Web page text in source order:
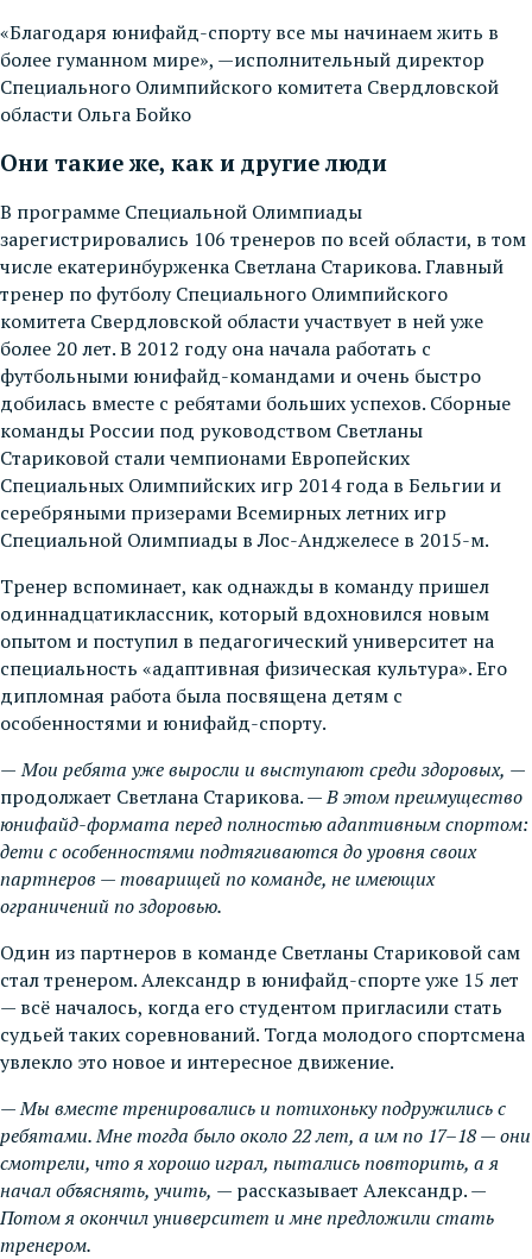
«Благодаря юнифайд-спорту все мы начинаем жить в
более гуманном мире», —исполнительный директор
Специального Олимпийского комитета Свердловской
области Ольга Бойко
Они такие же, как и другие люди
В программе Специальной Олимпиады
зарегистрировались 106 тренеров по всей области, в том
числе екатеринбурженка Светлана Старикова. Главный
тренер по футболу Специального Олимпийского
комитета Свердловской области участвует в ней уже
более 20 лет. В 2012 году она начала работать с
футбольными юнифайд-командами и очень быстро
добилась вместе с ребятами больших успехов. Сборные
команды России под руководством Светланы
Стариковой стали чемпионами Европейских
Специальных Олимпийских игр 2014 года в Бельгии и
серебряными призерами Всемирных летних игр
Специальной Олимпиады в Лос-Анджелесе в 2015-м.
Тренер вспоминает, как однажды в команду пришел
одиннадцатиклассник, который вдохновился новым
опытом и поступил в педагогический университет на
специальность «адаптивная физическая культура». Его
дипломная работа была посвящена детям с
особенностями и юнифайд-спорту.
—Мои ребята уже выросли и выступают среди здоровых, —
продолжает Светлана Старикова. —В этом преимущество
юнифайд-формата перед полностью адаптивным спортом:
дети с особенностями подтягиваются до уровня своих
партнеров — товарищей по команде, не имеющих
ограничений по здоровью.
Один из партнеров в команде Светланы Стариковой сам
стал тренером. Александр в юнифайд-спорте уже 15 лет
— всё началось, когда его студентом пригласили стать
судьей таких соревнований. Тогда молодого спортсмена
увлекло это новое и интересное движение.
—Мы вместе тренировались и потихоньку подружились с
ребятами. Мне тогда было около 22 лет, а им по 17–18 — они
смотрели, что я хорошо играл, пытались повторить, а я
начал объяснять, учить, — рассказывает Александр. —
Потом я окончил университет и мне предложили стать
тренером.